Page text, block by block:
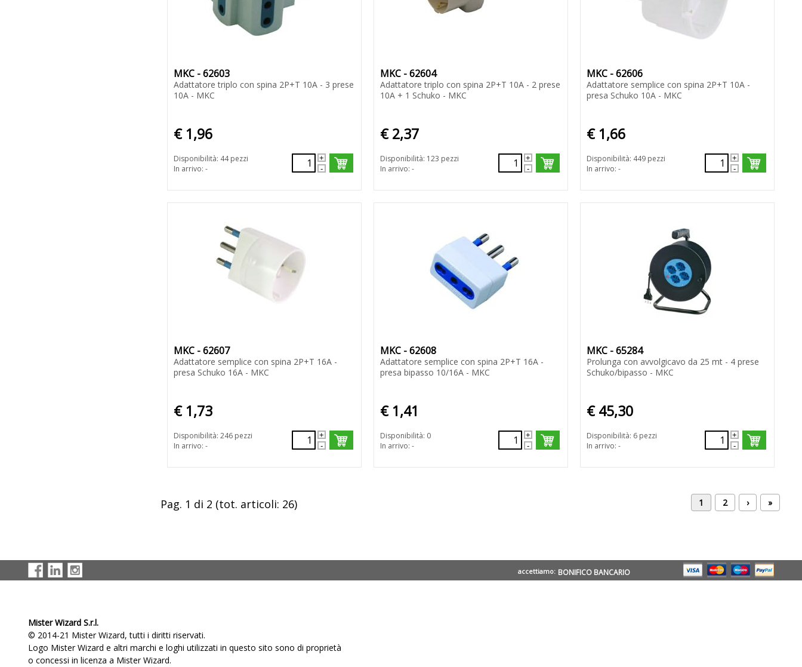
MKC - 62603
Adattatore triplo con spina 2P+T 10A - 3 prese
10A - MKC
€ 1,96
Disponibilità: 44 pezzi
In arrivo: -
MKC - 62604
Adattatore triplo con spina 2P+T 10A - 2 prese
10A + 1 Schuko - MKC
€ 2,37
Disponibilità: 123 pezzi
In arrivo: -
MKC - 62606
Adattatore semplice con spina 2P+T 10A -
presa Schuko 10A - MKC
€ 1,66
Disponibilità: 449 pezzi
In arrivo: -
MKC - 62607
Adattatore semplice con spina 2P+T 16A -
presa Schuko 16A - MKC
€ 1,73
Disponibilità: 246 pezzi
In arrivo: -
MKC - 62608
Adattatore semplice con spina 2P+T 16A -
presa bipasso 10/16A - MKC
€ 1,41
Disponibilità: 0
In arrivo: -
MKC - 65284
Prolunga con avvolgicavo da 25 mt - 4 prese
Schuko/bipasso - MKC
€ 45,30
Disponibilità: 6 pezzi
In arrivo: -
Pag. 1 di 2 (tot. articoli: 26) 1 2 › »
BONIFICO BANCARIO
accettiamo:
Mister Wizard S.r.l.
© 2014-21 Mister Wizard, tutti i diritti riservati.
Logo Mister Wizard e altri marchi e loghi utilizzati in questo sito sono di proprietà
o concessi in licenza a Mister Wizard.